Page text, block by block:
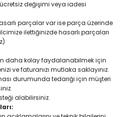
değişimi veya iadesi
parçalar var ise parça üzerinde
ilettiğinizde hasarlı parçaları
daha kolay faydalanabilmek için
ve faturanızı mutlaka saklayınız.
durumunda tedariği için müşteri
alabilirsiniz.